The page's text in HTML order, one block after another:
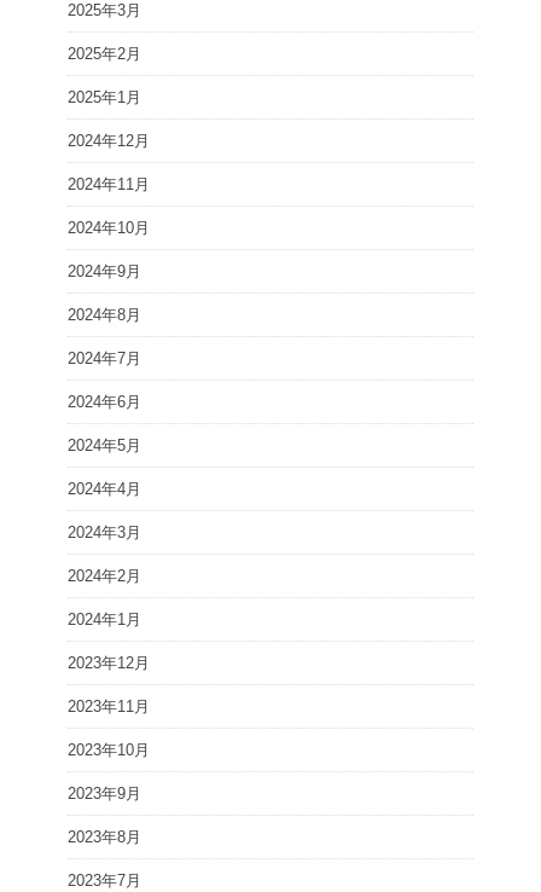
2025年3月
2025年2月
2025年1月
2024年12月
2024年11月
2024年10月
2024年9月
2024年8月
2024年7月
2024年6月
2024年5月
2024年4月
2024年3月
2024年2月
2024年1月
2023年12月
2023年11月
2023年10月
2023年9月
2023年8月
2023年7月